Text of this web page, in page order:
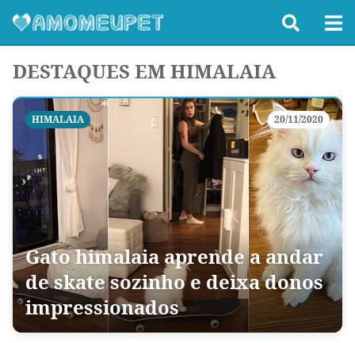
DESTAQUES EM HIMALAIA
HIMALAIA 20/11/2020
Gato himalaia aprende a andar
de skate sozinho e deixa donos
impressionados